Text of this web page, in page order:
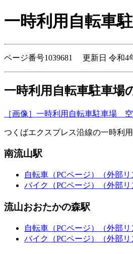
一時利用自転車
ページ番号1039681 更新日 令和4
一時利用自転車駐車場
［画像］一時利用自転車駐車場
つくばエクスプレス沿線の一時利
南流山駅
自転車（PCページ）
（外部リ
バイク（PCページ）
（外部リ
流山おおたかの森駅
自転車（PCページ）
（外部リ
バイク（PCページ）
（外部リ